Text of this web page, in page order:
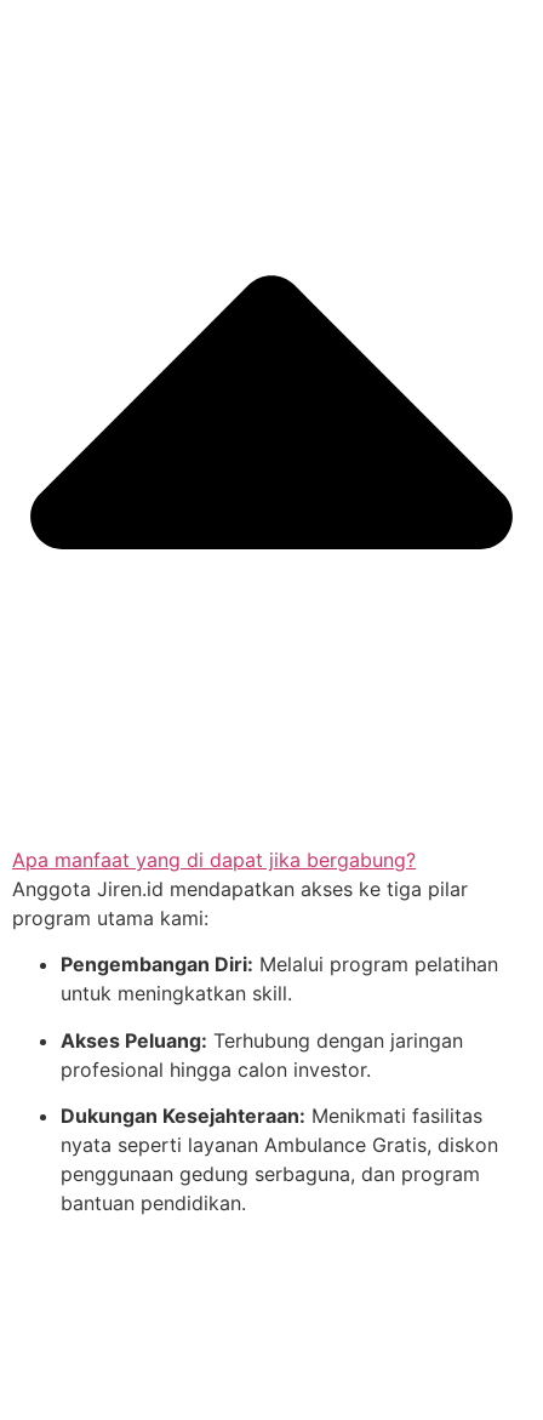
Apa manfaat yang di dapat jika bergabung?
Anggota Jiren.id mendapatkan akses ke tiga pilar
program utama kami:
Pengembangan Diri: Melalui program pelatihan
untuk meningkatkan skill.
Akses Peluang: Terhubung dengan jaringan
profesional hingga calon investor.
Dukungan Kesejahteraan: Menikmati fasilitas
nyata seperti layanan Ambulance Gratis, diskon
penggunaan gedung serbaguna, dan program
bantuan pendidikan.